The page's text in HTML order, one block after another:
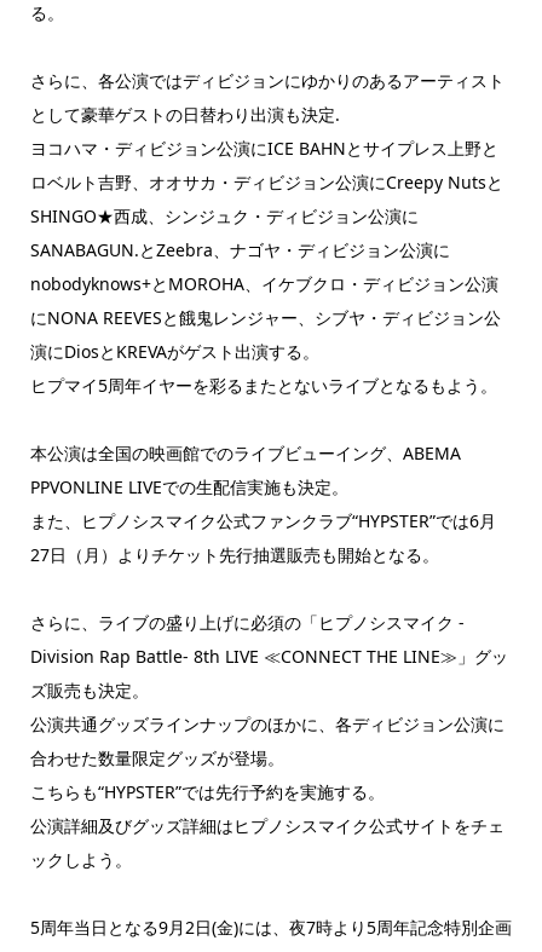
る。
さらに、各公演ではディビジョンにゆかりのあるアーティスト
として豪華ゲストの日替わり出演も決定.
ヨコハマ・ディビジョン公演にICE BAHNとサイプレス上野と
ロベルト吉野、オオサカ・ディビジョン公演にCreepy Nutsと
SHINGO★西成、シンジュク・ディビジョン公演に
SANABAGUN.とZeebra、ナゴヤ・ディビジョン公演に
nobodyknows+とMOROHA、イケブクロ・ディビジョン公演
にNONA REEVESと餓鬼レンジャー、シブヤ・ディビジョン公
演にDiosとKREVAがゲスト出演する。
ヒプマイ5周年イヤーを彩るまたとないライブとなるもよう。
本公演は全国の映画館でのライブビューイング、ABEMA
PPVONLINE LIVEでの生配信実施も決定。
また、ヒプノシスマイク公式ファンクラブ“HYPSTER”では6月
27日（月）よりチケット先行抽選販売も開始となる。
さらに、ライブの盛り上げに必須の「ヒプノシスマイク -
Division Rap Battle- 8th LIVE ≪CONNECT THE LINE≫」グッ
ズ販売も決定。
公演共通グッズラインナップのほかに、各ディビジョン公演に
合わせた数量限定グッズが登場。
こちらも“HYPSTER”では先行予約を実施する。
公演詳細及びグッズ詳細はヒプノシスマイク公式サイトをチェ
ックしよう。
5周年当日となる9月2日(金)には、夜7時より5周年記念特別企画